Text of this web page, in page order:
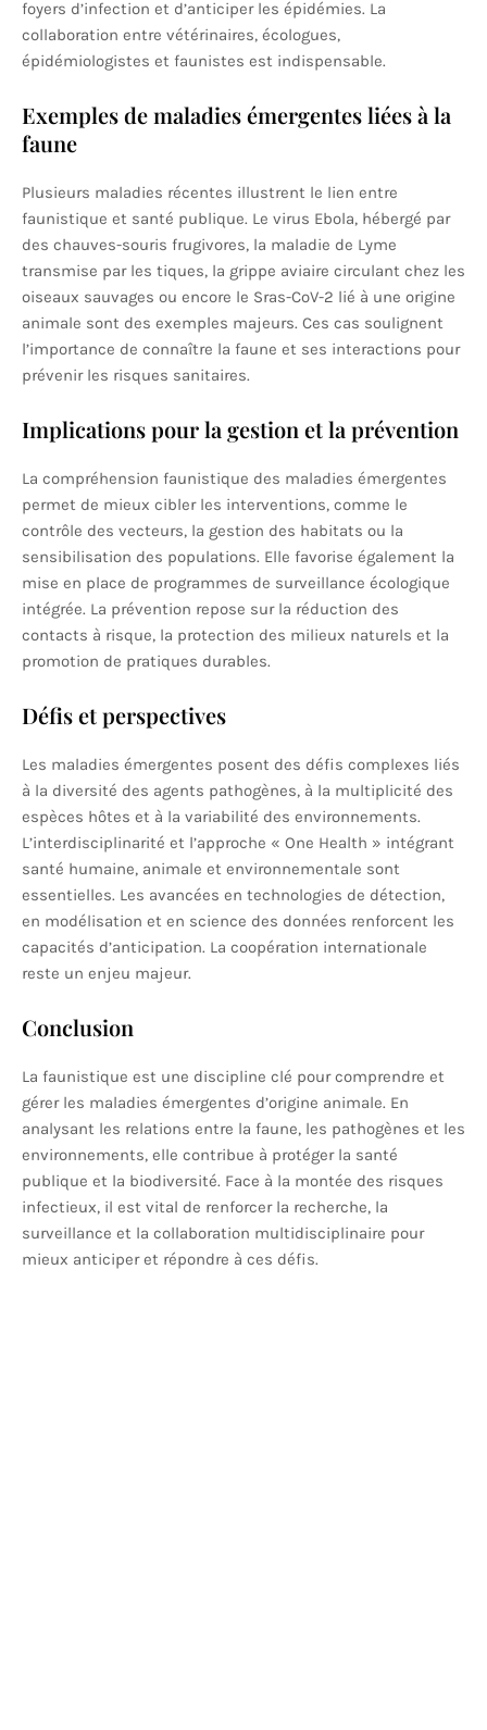
foyers d’infection et d’anticiper les épidémies. La
collaboration entre vétérinaires, écologues,
épidémiologistes et faunistes est indispensable.
Exemples de maladies émergentes liées à la
faune
Plusieurs maladies récentes illustrent le lien entre
faunistique et santé publique. Le virus Ebola, hébergé par
des chauves-souris frugivores, la maladie de Lyme
transmise par les tiques, la grippe aviaire circulant chez les
oiseaux sauvages ou encore le Sras-CoV-2 lié à une origine
animale sont des exemples majeurs. Ces cas soulignent
l’importance de connaître la faune et ses interactions pour
prévenir les risques sanitaires.
Implications pour la gestion et la prévention
La compréhension faunistique des maladies émergentes
permet de mieux cibler les interventions, comme le
contrôle des vecteurs, la gestion des habitats ou la
sensibilisation des populations. Elle favorise également la
mise en place de programmes de surveillance écologique
intégrée. La prévention repose sur la réduction des
contacts à risque, la protection des milieux naturels et la
promotion de pratiques durables.
Défis et perspectives
Les maladies émergentes posent des défis complexes liés
à la diversité des agents pathogènes, à la multiplicité des
espèces hôtes et à la variabilité des environnements.
L’interdisciplinarité et l’approche « One Health » intégrant
santé humaine, animale et environnementale sont
essentielles. Les avancées en technologies de détection,
en modélisation et en science des données renforcent les
capacités d’anticipation. La coopération internationale
reste un enjeu majeur.
Conclusion
La faunistique est une discipline clé pour comprendre et
gérer les maladies émergentes d’origine animale. En
analysant les relations entre la faune, les pathogènes et les
environnements, elle contribue à protéger la santé
publique et la biodiversité. Face à la montée des risques
infectieux, il est vital de renforcer la recherche, la
surveillance et la collaboration multidisciplinaire pour
mieux anticiper et répondre à ces défis.